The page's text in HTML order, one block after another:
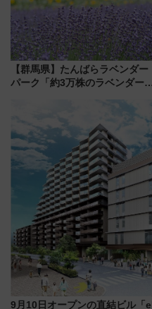
【群馬県】たんばらラベンダー
パーク「約3万株のラベンダー
で都心から約1時間半で夏の絶
9月10日オープンの直結ビル「